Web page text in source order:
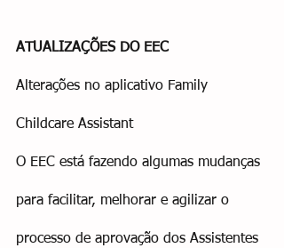
ATUALIZAÇÕES DO EEC
Alterações no aplicativo Family
Childcare Assistant
O EEC está fazendo algumas mudanças
para facilitar, melhorar e agilizar o
processo de aprovação dos Assistentes